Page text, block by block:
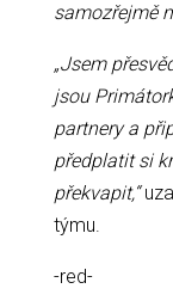
samozřejmě
„Jsem
jsou
partnery a
předplatit si
překvapit,“
týmu.
-red-